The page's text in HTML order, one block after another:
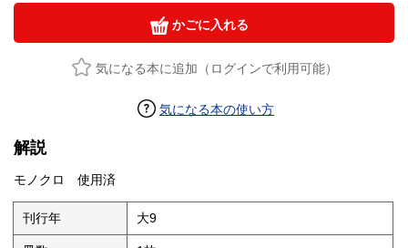
かごに入れる
気になる本に追加（ログインで利用可能）
気になる本の使い方
解説
モノクロ 使用済
刊行年 大9